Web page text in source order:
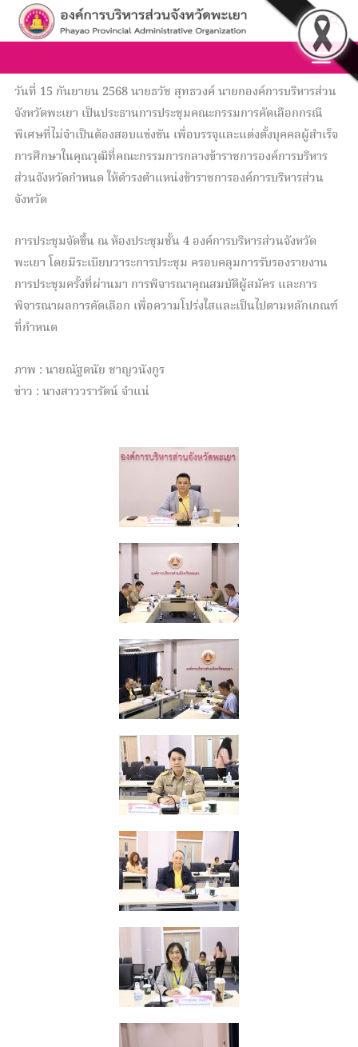
Skip
วันที่ 15 กันยายน 2568 นายธวัช สุทธวงค์ นายกองค์การบริหารส่วน
จังหวัดพะเยา เป็นประธานการประชุมคณะกรรมการคัดเลือกกรณี
พิเศษที่ไม่จำเป็นต้องสอบแข่งขัน เพื่อบรรจุและแต่งตั้งบุคคลผู้สำเร็จ
การศึกษาในคุณวุฒิที่คณะกรรมการกลางข้าราชการองค์การบริหาร
ส่วนจังหวัดกำหนด ให้ดำรงตำแหน่งข้าราชการองค์การบริหารส่วน
จังหวัด
การประชุมจัดขึ้น ณ ห้องประชุมชั้น 4 องค์การบริหารส่วนจังหวัด
พะเยา โดยมีระเบียบวาระการประชุม ครอบคลุมการรับรองรายงาน
การประชุมครั้งที่ผ่านมา การพิจารณาคุณสมบัติผู้สมัคร และการ
พิจารณาผลการคัดเลือก เพื่อความโปร่งใสและเป็นไปตามหลักเกณฑ์
ที่กำหนด
ภาพ : นายณัฐดนัย ชาญวนังกูร
ข่าว : นางสาววรารัตน์ จำแน่